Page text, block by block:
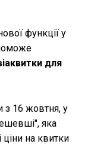
функції у
для
з 16 жовтня, у
яка
на квитки